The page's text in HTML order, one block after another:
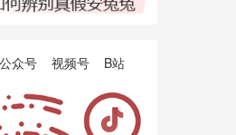
公众号 视频号 B站